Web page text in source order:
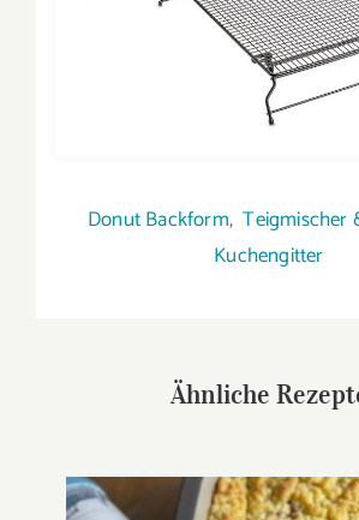
Donut Backform,Teigmischer
Kuchengitter
Ähnliche